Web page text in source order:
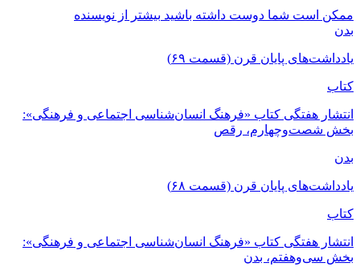
ممکن است شما دوست داشته باشید بیشتر از نویسنده
بدن
یادداشت‌های پایان قرن (قسمت ۶۹)
کتاب
انتشار هفتگی کتاب «فرهنگ انسان‌شناسی اجتماعی و فرهنگی»:
بخش شصت‌وچهارم، رقص
بدن
یادداشت‌های پایان قرن (قسمت ۶۸)
کتاب
انتشار هفتگی کتاب «فرهنگ انسان‌شناسی اجتماعی و فرهنگی»:
بخش سی‌وهفتم، بدن